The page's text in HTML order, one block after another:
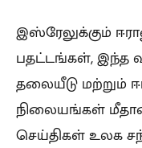
இஸ்ரேலுக்கும்
பதட்டங்கள், இந்த
தலையீடு மற்றும்
நிலையங்கள்
செய்திகள் உலக